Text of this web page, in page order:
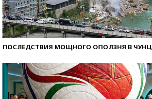
ПОСЛЕДСТВИЯ МОЩНОГО ОПОЛЗНЯ В